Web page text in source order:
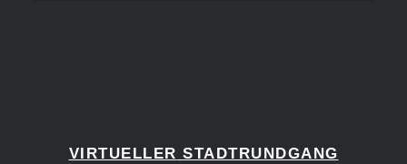
VIRTUELLER STADTRUNDGANG